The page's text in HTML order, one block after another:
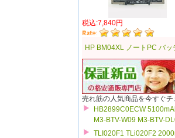
税込:7,840円
HP BM04XL ノートPC バッ
売れ筋の人気商品を今すぐチ
HB2899C0ECW
M3-BTV-W09 M3-BTV-
TLI020F1 TLi020F2